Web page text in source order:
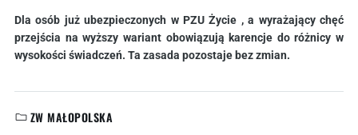
Dla osób już ubezpieczonych w PZU Życie , a wyrażający chęć
przejścia na wyższy wariant obowiązują karencje do różnicy w
wysokości świadczeń. Ta zasada pozostaje bez zmian.
KATEGORIE:
ZW MAŁOPOLSKA